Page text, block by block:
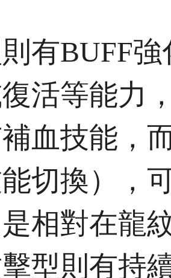
有BUFF
活等能力
血技能，
切換），
相對在龍
型則有持